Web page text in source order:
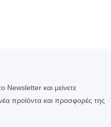
Newsletter και μείνετε
προϊόντα και προσφορές της